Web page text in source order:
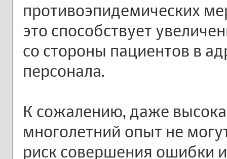
противоэпидемических
это способствует
со стороны пациентов в
персонала.
К сожалению, даже
многолетний опыт не
риск совершения ошибки